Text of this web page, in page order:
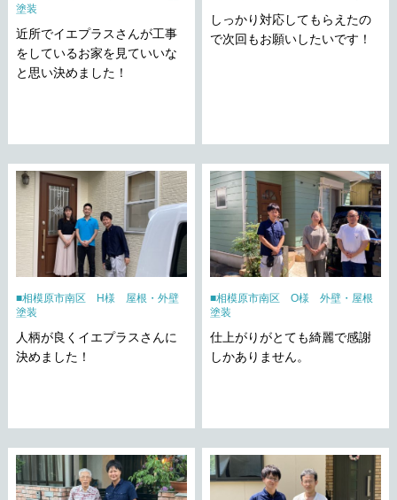
塗装
近所でイエプラスさんが工事
をしているお家を見ていいな
と思い決めました！
しっかり対応してもらえたの
で次回もお願いしたいです！
相模原市南区 H様 屋根・外壁
塗装
人柄が良くイエプラスさんに
決めました！
相模原市南区 O様 外壁・屋根
塗装
仕上がりがとても綺麗で感謝
しかありません。